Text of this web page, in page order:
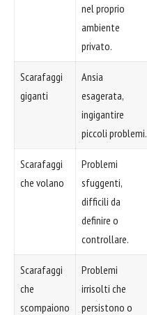
nel proprio
ambiente
privato.
Scarafaggi
giganti
Ansia
esagerata,
ingigantire
piccoli problemi.
Scarafaggi
che volano
Problemi
sfuggenti,
difficili da
definire o
controllare.
Scarafaggi
che
scompaiono
Problemi
irrisolti che
persistono o